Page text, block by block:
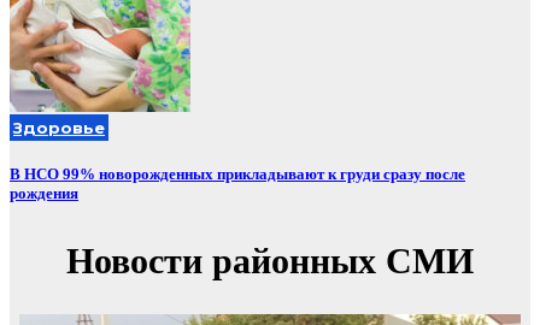
Здоровье
В НСО 99% новорожденных прикладывают к груди сразу после
рождения